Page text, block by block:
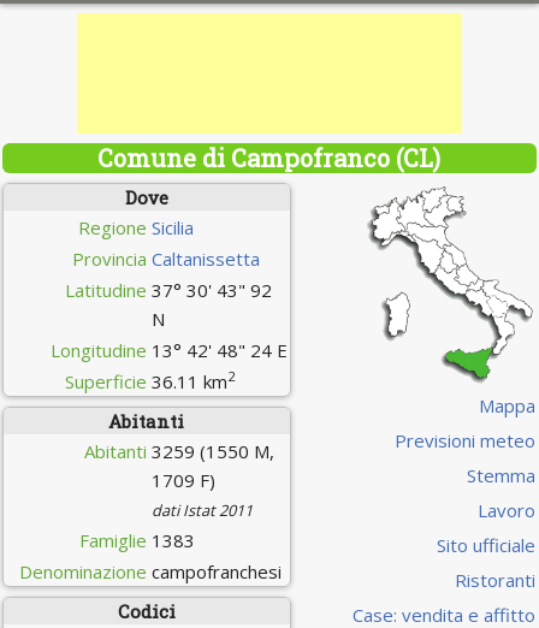
Comune di Campofranco (CL)
Dove
Regione Sicilia
Provincia Caltanissetta
Latitudine 37° 30' 43" 92
N
Longitudine 13° 42' 48" 24 E
Superficie 36.11 km2
Abitanti
Abitanti 3259 (1550 M,
1709 F)
dati Istat 2011
Famiglie 1383
Denominazione campofranchesi
Codici
Mappa
Previsioni meteo
Stemma
Lavoro
Sito ufficiale
Ristoranti
Case: vendita e affitto